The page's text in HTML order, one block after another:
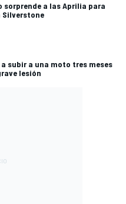
sorprende a las Aprilia para
Silverstone
a subir a una moto tres meses
lesión